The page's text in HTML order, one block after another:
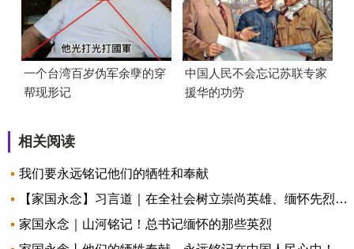
一个台湾百岁伪军余孽的穿
帮现形记
中国人民不会忘记苏联专家
援华的功劳
相关阅读
我们要永远铭记他们的牺牲和奉献
【家国永念】习言道｜在全社会树立崇尚英雄、缅怀先烈的良好风尚
家国永念｜山河铭记！总书记缅怀的那些英烈